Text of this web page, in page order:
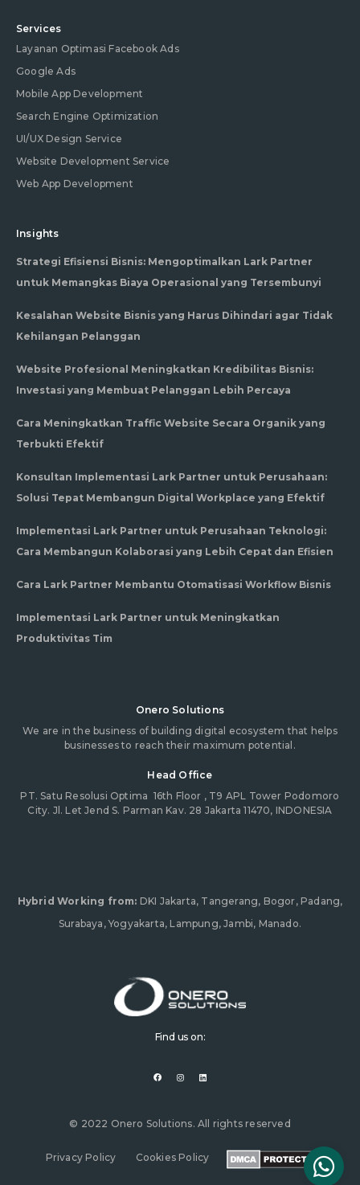
Services
Layanan Optimasi Facebook Ads
Google Ads
Mobile App Development
Search Engine Optimization
UI/UX Design Service
Website Development Service
Web App Development
Insights
Strategi Efisiensi Bisnis: Mengoptimalkan Lark Partner
untuk Memangkas Biaya Operasional yang Tersembunyi
Kesalahan Website Bisnis yang Harus Dihindari agar Tidak
Kehilangan Pelanggan
Website Profesional Meningkatkan Kredibilitas Bisnis:
Investasi yang Membuat Pelanggan Lebih Percaya
Cara Meningkatkan Traffic Website Secara Organik yang
Terbukti Efektif
Konsultan Implementasi Lark Partner untuk Perusahaan:
Solusi Tepat Membangun Digital Workplace yang Efektif
Implementasi Lark Partner untuk Perusahaan Teknologi:
Cara Membangun Kolaborasi yang Lebih Cepat dan Efisien
Cara Lark Partner Membantu Otomatisasi Workflow Bisnis
Implementasi Lark Partner untuk Meningkatkan
Produktivitas Tim
Onero Solutions
We are in the business of building digital ecosystem that helps
businesses to reach their maximum potential.
Head Office
PT. Satu Resolusi Optima 16th Floor , T9 APL Tower Podomoro
City. Jl. Let Jend S. Parman Kav. 28 Jakarta 11470, INDONESIA
Hybrid Working from: DKI Jakarta, Tangerang, Bogor, Padang,
Surabaya, Yogyakarta, Lampung, Jambi, Manado.
Find us on:
a
o
k
n
a
i
n
© 2022 Onero Solutions. All rights reserved
Privacy Policy Cookies Policy